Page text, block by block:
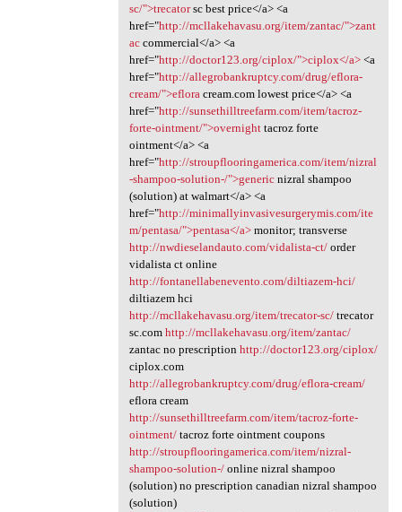
sc/">trecatorsc best price</a> <a
href="http://mcllakehavasu.org/item/zantac/">zant
accommercial</a> <a
href="http://doctor123.org/ciplox/">ciplox</a><a
href="http://allegrobankruptcy.com/drug/eflora-
cream/">efloracream.com lowest price</a> <a
href="http://sunsethilltreefarm.com/item/tacroz-
forte-ointment/">overnighttacroz forte
ointment</a> <a
href="http://stroupflooringamerica.com/item/nizral
-shampoo-solution-/">genericnizral shampoo
(solution) at walmart</a> <a
href="http://minimallyinvasivesurgerymis.com/ite
m/pentasa/">pentasa</a>monitor; transverse
http://nwdieselandauto.com/vidalista-ct/order
vidalista ct online
http://fontanellabenevento.com/diltiazem-hci/
diltiazem hci
http://mcllakehavasu.org/item/trecator-sc/trecator
sc.com http://mcllakehavasu.org/item/zantac/
zantac no prescription http://doctor123.org/ciplox/
ciplox.com
http://allegrobankruptcy.com/drug/eflora-cream/
eflora cream
http://sunsethilltreefarm.com/item/tacroz-forte-
ointment/tacroz forte ointment coupons
http://stroupflooringamerica.com/item/nizral-
shampoo-solution-/online nizral shampoo
(solution) no prescription canadian nizral shampoo
(solution)